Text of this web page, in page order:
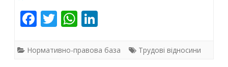
F
e
T
itt
W
at k
Нормативно-правова база Трудові відносини